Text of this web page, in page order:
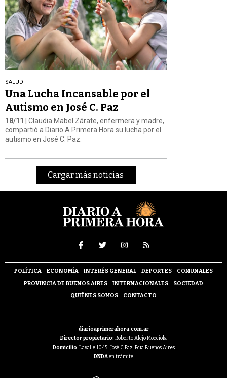
SALUD
Una Lucha Incansable por el
Autismo en José C. Paz
18/11
| Claudia Mabel Zárate, enfermera y madre,
compartió a Diario A Primera Hora su lucha por el
autismo en José C. Paz.
Cargar más noticias
POLÍTICA ECONOMÍA INTERÉS GENERAL DEPORTES
COMUNALES
PROVINCIA DE BUENOS AIRES
INTERNACIONALES
SOCIEDAD
QUIÉNES SOMOS
CONTACTO
diarioaprimerahora.com.ar
Director propietario: Roberto Alejo Mocciola
Domicilio :Lavalle 1045 . José C Paz. Pcia Buenos Aires
DNDAen trámite